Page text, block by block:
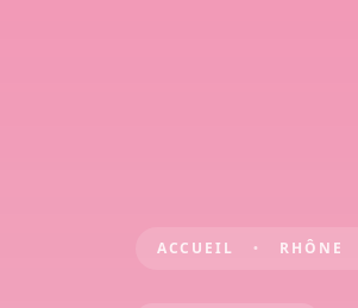
ACCUEIL RHÔNE